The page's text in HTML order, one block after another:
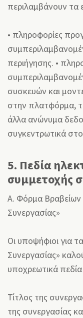
περιλαμβάνουν τα
• πληροφορίες
περιήγησης. •
συσκευών και
στην πλατφόρμα,
άλλα ανώνυμα
συγκεντρωτικά
5. Πεδία
συμμετοχής
Α. Φόρμα Βραβείων
Συνεργασίας»
Οι υποψήφιοι για
Συνεργασίας»
υποχρεωτικά
Τίτλος της
της συνεργασίας